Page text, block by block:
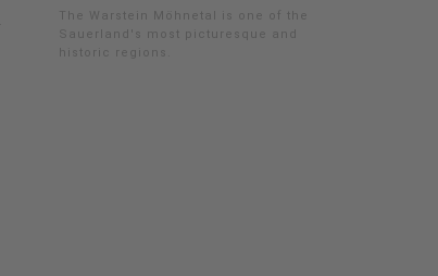
The Warstein Möhnetal is one of the
Sauerland's most picturesque and
historic regions.